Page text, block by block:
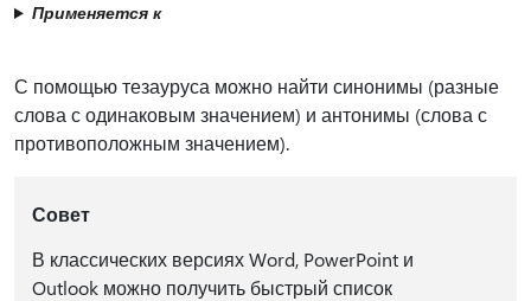
Применяется к
С помощью тезауруса можно найти синонимы (разные
слова с одинаковым значением) и антонимы (слова с
противоположным значением).
Совет
В классических версиях Word, PowerPoint и
Outlook можно получить быстрый список